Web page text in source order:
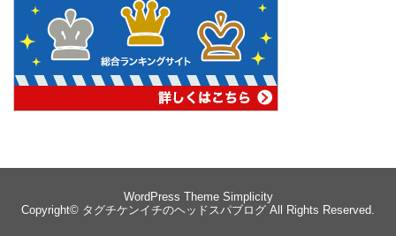
WordPress Theme Simplicity
Copyright© タグチケンイチのヘッドスパブログ All Rights Reserved.